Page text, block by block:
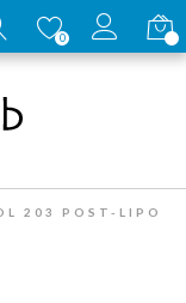
0
203 POST-LIPO